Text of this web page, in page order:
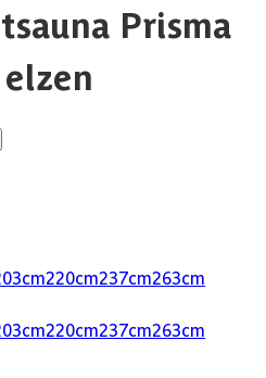
Prisma
cm220cm237cm263cm
cm220cm237cm263cm